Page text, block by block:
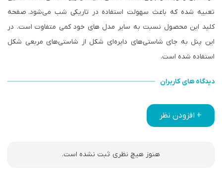
تعبیه شده که باعث سهولت استفاده در تاریکی شب می‌شود. صفحه
کلید این محصول نسبت به سایر مدل های خود کمی متفاوت است. در
این پنل به جای شاستی‌های دایره‌ای شکل از شاستی‌های مربعی شکل
استفاده شده است.
دیدگاه های کاربران
+ افزودن نظر
هنوز هیچ نظری ثبت نشده است.